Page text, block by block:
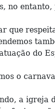
no
que
do
o
a igreja